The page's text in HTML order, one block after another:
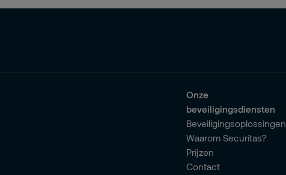
Onze
beveiligingsdiensten
Beveiligingsoplossingen
Waarom Securitas?
Prijzen
Contact